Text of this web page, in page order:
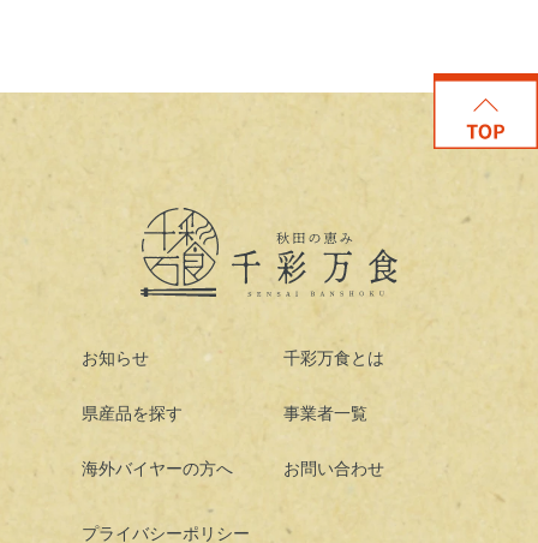
お知らせ 千彩万食とは
県産品を探す 事業者一覧
海外バイヤーの方へ お問い合わせ
プライバシーポリシー